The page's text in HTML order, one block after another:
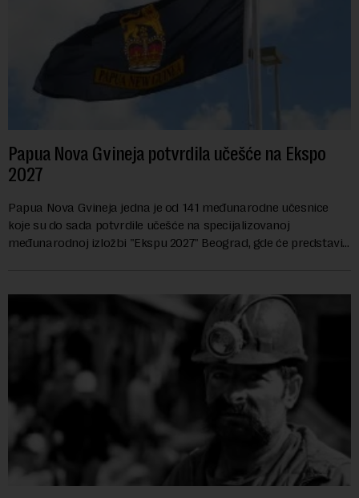
Papua Nova Gvineja potvrdila učešće na Ekspo
2027
Papua Nova Gvineja jedna je od 141 međunarodne učesnice
koje su do sada potvrdile učešće na specijalizovanoj
međunarodnoj izložbi "Ekspu 2027" Beograd, gde će predstaviti